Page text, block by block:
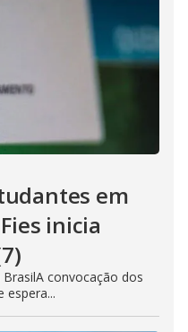
em
inicia
convocação dos
espera...